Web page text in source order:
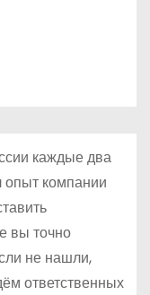
каждые два
опыт компании
вы точно
не нашли,
ответственных